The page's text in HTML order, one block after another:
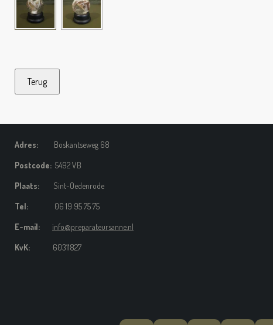
Terug
Adres: Boskantseweg 68
Postcode: 5492 VB
Plaats: Sint-Oedenrode
Tel: 06 19 95 75 75
E-mail: info@preparateursanne.nl
KvK: 60311827